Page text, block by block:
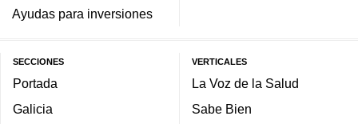
Ayudas para inversiones
SECCIONES
Portada
Galicia
VERTICALES
La Voz de la Salud
Sabe Bien